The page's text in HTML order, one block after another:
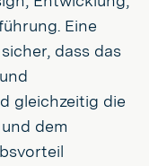
Eine
dass das
gleichzeitig die
dem